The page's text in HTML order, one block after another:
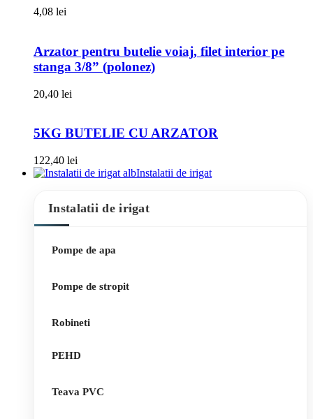
4,08 lei
Arzator pentru butelie voiaj, filet interior pe
stanga 3/8” (polonez)
20,40 lei
5KG BUTELIE CU ARZATOR
122,40 lei
Instalatii de irigat
Instalatii de irigat
Pompe de apa
Pompe de stropit
Robineti
PEHD
Teava PVC